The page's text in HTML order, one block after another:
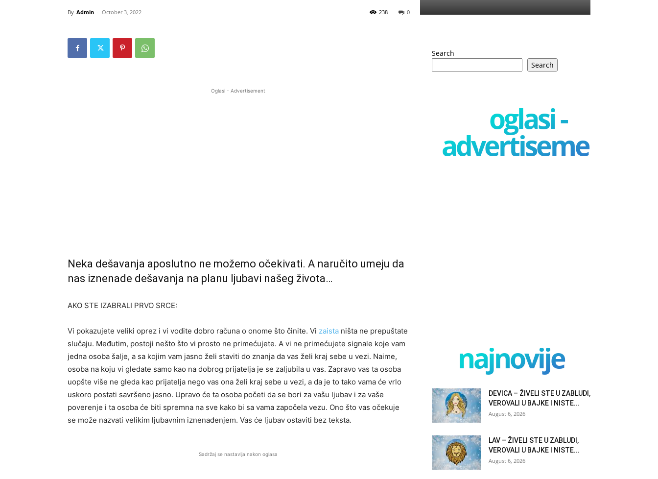
By Admin - October 3, 2022 0
238
Oglasi - Advertisement
Neka dešavanja aposlutno ne možemo očekivati. A naručito umeju da
nas iznenade dešavanja na planu ljubavi našeg života…
AKO STE IZABRALI PRVO SRCE:
Vi pokazujete veliki oprez i vi vodite dobro računa o onome što činite. Vi zaista ništa ne prepuštate
slučaju. Međutim, postoji nešto što vi prosto ne primećujete. A vi ne primećujete signale koje vam
jedna osoba šalje, a sa kojim vam jasno želi staviti do znanja da vas želi kraj sebe u vezi. Naime,
osoba na koju vi gledate samo kao na dobrog prijatelja je se zaljubila u vas. Zapravo vas ta osoba
uopšte više ne gleda kao prijatelja nego vas ona želi kraj sebe u vezi, a da je to tako vama će vrlo
uskoro postati savršeno jasno. Upravo će ta osoba početi da se bori za vašu ljubav i za vaše
poverenje i ta osoba će biti spremna na sve kako bi sa vama započela vezu. Ono što vas očekuje
se može nazvati velikim ljubavnim iznenađenjem. Vas će ljubav ostaviti bez teksta.
Sadržaj se nastavlja nakon oglasa
Search
Search
oglasi -
advertisement
najnovije
DEVICA – ŽIVELI STE U ZABLUDI,
VEROVALI U BAJKE I NISTE...
August 6, 2026
LAV – ŽIVELI STE U ZABLUDI,
VEROVALI U BAJKE I NISTE...
August 6, 2026